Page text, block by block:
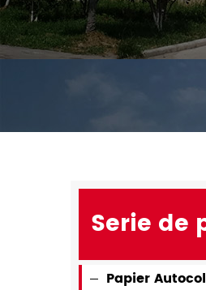
Serie de
Papier